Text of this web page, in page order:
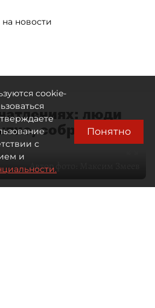
новости
люди
собранное
Автор фото:
cookie-
с
и
Понятно